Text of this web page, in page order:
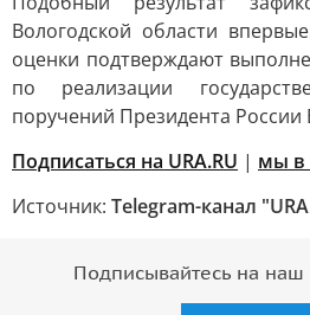
Вологодской области
оценки подтверждают
по реализации
поручений Президента
Подписаться на URA.RU | мы в
Источник: Telegram-канал
Подписывайтесь на наш